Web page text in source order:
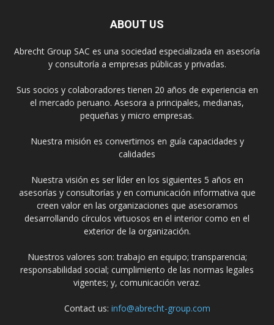
ABOUT US
Abrecht Group SAC es una sociedad especializada en asesoría
y consultoría a empresas públicas y privadas.
Sus socios y colaboradores tienen 20 años de experiencia en
el mercado peruano. Asesora a principales, medianas,
pequeñas y micro empresas.
Nuestra misión es convertirnos en guía capacidades y
calidades
Nuestra visión es ser líder en los siguientes 5 años en
asesorías y consultorías y en comunicación informativa que
creen valor en las organizaciones que asesoramos
desarrollando círculos virtuosos en el interior como en el
exterior de la organización.
Nuestros valores son: trabajo en equipo; transparencia;
responsabilidad social; cumplimiento de las normas legales
vigentes; y, comunicación veraz.
Contact us: info@abrecht-group.com